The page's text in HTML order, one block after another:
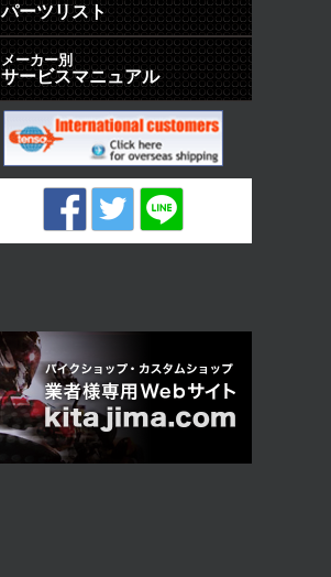
パーツリスト
メーカー別
サービスマニュアル